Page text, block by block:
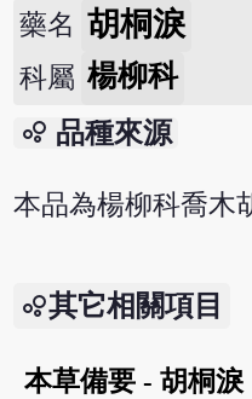
藥名 胡桐淚
科屬 楊柳科
bubble_chart 品種來源
本品為楊柳科喬木
其它相關項目
本草備要 - 胡桐淚